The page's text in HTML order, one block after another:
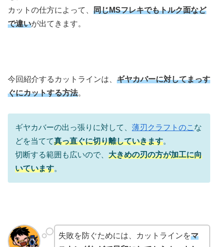
カットの仕方によって、 同じMSフレキでもトルク面など
で違いが出てきます。
今回紹介するカットラインは、 ギヤカバーに対してまっす
ぐにカットする方法。
ギヤカバーの出っ張りに対して、 薄刃クラフトのこ な
どを当てて真っ直ぐに切り離していきます。
切断する範囲も広いので、 大きめの刃の方が加工に向
いています。
失敗を防ぐためには、カットラインをマ